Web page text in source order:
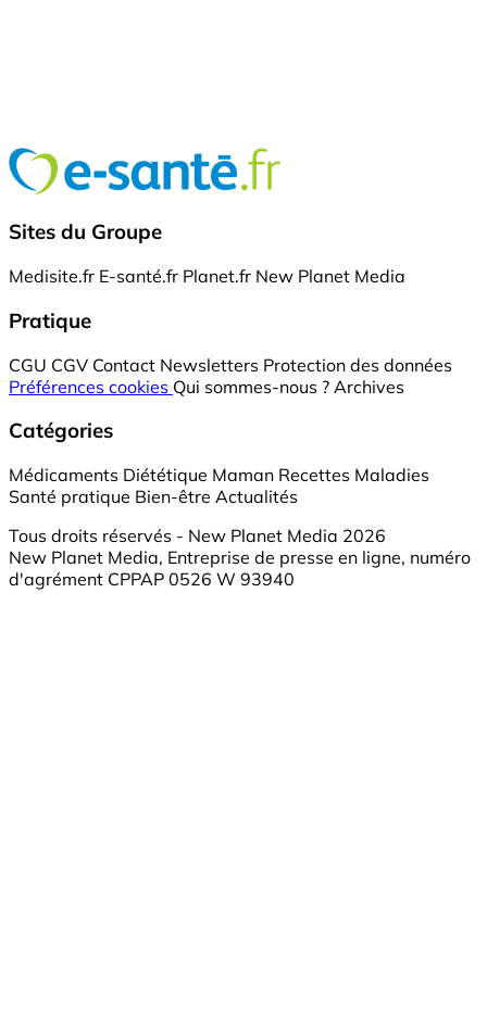
Sites du Groupe
Medisite.fr E-santé.fr Planet.fr New Planet Media
Pratique
CGU CGV Contact Newsletters Protection des données
Préférences cookies Qui sommes-nous ? Archives
Catégories
Médicaments Diététique Maman Recettes Maladies
Santé pratique Bien-être Actualités
Tous droits réservés - New Planet Media 2026
New Planet Media, Entreprise de presse en ligne, numéro
d'agrément CPPAP 0526 W 93940